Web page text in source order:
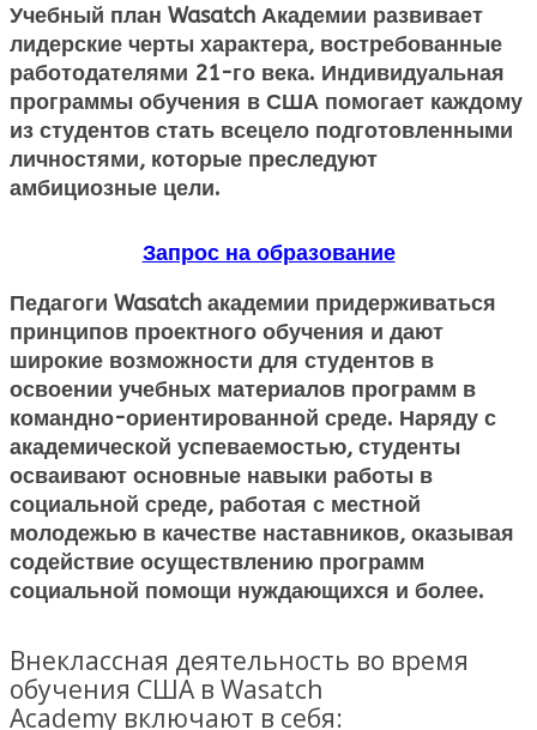
Учебный план Wasatch Академии развивает
лидерские черты характера, востребованные
работодателями 21-го века. Индивидуальная
программы обучения в США помогает каждому
из студентов стать всецело подготовленными
личностями, которые преследуют
амбициозные цели.
Запрос на образование
Педагоги Wasatch академии придерживаться
принципов проектного обучения и дают
широкие возможности для студентов в
освоении учебных материалов программ в
командно-ориентированной среде. Наряду с
академической успеваемостью, студенты
осваивают основные навыки работы в
социальной среде, работая с местной
молодежью в качестве наставников, оказывая
содействие осуществлению программ
социальной помощи нуждающихся и более.
Внеклассная деятельность во время
обучения США в Wasatch
Academy включают в себя: